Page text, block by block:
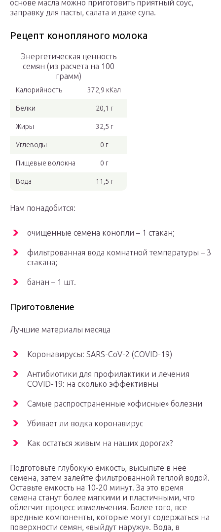
основе масла можно приготовить приятный соус,
заправку для пасты, салата и даже супа.
Рецепт конопляного молока
Энергетическая ценность
семян (из расчета на 100
грамм)
Калорийность 372,9 кКал
Белки 20,1 г
Жиры 32,5 г
Углеводы 0 г
Пищевые волокна 0 г
Вода 11,5 г
Нам понадобится:
очищенные семена конопли – 1 стакан;
фильтрованная вода комнатной температуры – 3
стакана;
банан – 1 шт.
Приготовление
Лучшие материалы месяца
Коронавирусы: SARS-CoV-2 (COVID-19)
Антибиотики для профилактики и лечения
COVID-19: на сколько эффективны
Самые распространенные «офисные» болезни
Убивает ли водка коронавирус
Как остаться живым на наших дорогах?
Подготовьте глубокую емкость, высыпьте в нее
семена, затем залейте фильтрованной теплой водой.
Оставьте емкость на 10-20 минут. За это время
семена станут более мягкими и пластичными, что
облегчит процесс измельчения. Более того, все
вредные компоненты, которые могут содержаться на
поверхности семян, «выйдут наружу». Вода, в